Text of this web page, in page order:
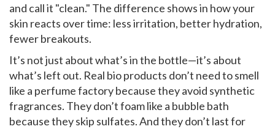
and call it "clean." The difference shows in how your
skin reacts over time: less irritation, better hydration,
fewer breakouts.
It’s not just about what’s in the bottle—it’s about
what’s left out. Real bio products don’t need to smell
like a perfume factory because they avoid synthetic
fragrances. They don’t foam like a bubble bath
because they skip sulfates. And they don’t last for